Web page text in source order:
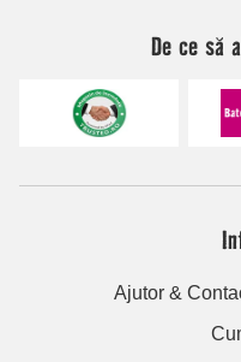
De ce să
Ajutor &